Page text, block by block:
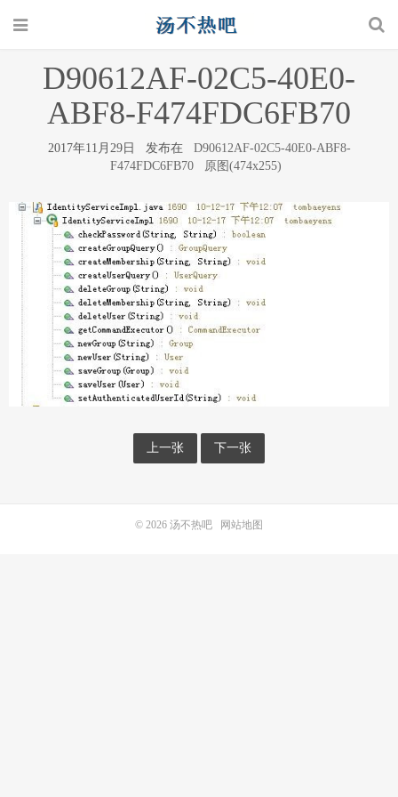
D90612AF-02C5-40E0-
ABF8-F474FDC6FB70
2017年11月29日 发布在 D90612AF-02C5-40E0-ABF8-
F474FDC6FB70
原图(474x255)
上一张 下一张
© 2026 汤不热吧 网站地图